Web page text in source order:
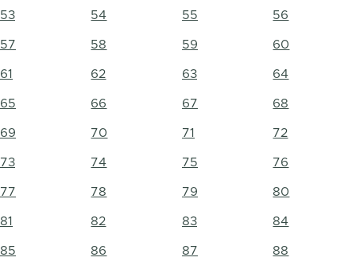
53 54 55 56
57 58 59 60
61 62 63 64
65 66 67 68
69 70 71 72
73 74 75 76
77 78 79 80
81 82 83 84
85 86 87 88